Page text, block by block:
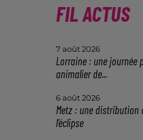
FIL ACTUS
7 août 2026
Lorraine : une journée
animalier de...
6 août 2026
Metz : une
l’éclipse